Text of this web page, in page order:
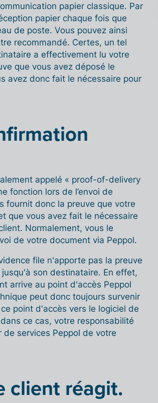
papier classique. Par
papier chaque fois que
de poste. Vous pouvez ainsi
recommandé. Certes, un tel
a effectivement lu votre
que vous avez déposé le
avez donc fait le nécessaire pour
appelé « proof-of-delivery
fonction lors de l’envoi de
fournit donc la preuve que votre
que vous avez fait le nécessaire
Normalement, vous le
de votre document via Peppol.
file n'apporte pas la preuve
son destinataire. En effet,
arrive au point d'accès Peppol
peut donc toujours survenir
point d'accès vers le logiciel de
ce cas, votre responsabilité
de services Peppol de votre
client réagit.